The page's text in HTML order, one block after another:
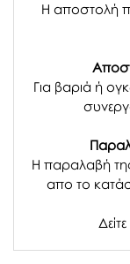
Η αποστολή
Για βαριά ή
H παραλαβή
απο το